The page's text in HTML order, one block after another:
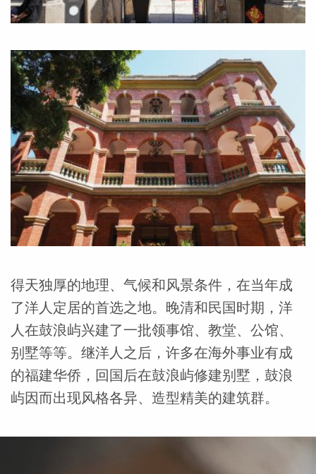
得天独厚的地理、气候和风景条件，在当年成
了洋人定居的首选之地。晚清和民国时期，洋
人在鼓浪屿兴建了一批领事馆、教堂、公馆、
别墅等等。继洋人之后，许多在海外事业有成
的福建华侨，回国后在鼓浪屿修建别墅，鼓浪
屿因而出现风格各异、造型精美的建筑群。